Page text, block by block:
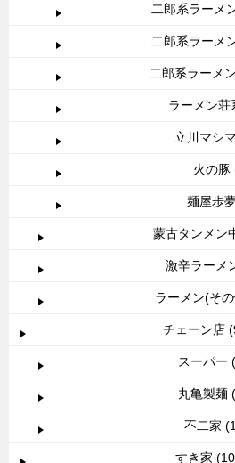
二郎系ラーメ
二郎系ラーメ
二郎系ラーメ
ラーメン荘
立川マシ
火の豚
麺屋歩
蒙古タンメン
激辛ラーメ
ラーメン(そ
チェーン店
スーパー
丸亀製麺
不二家
すき家